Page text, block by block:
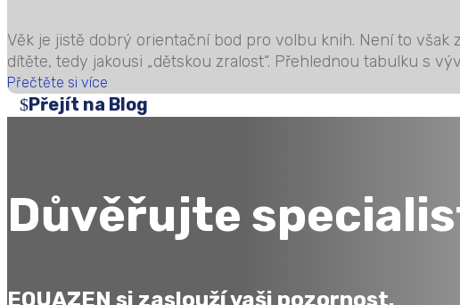
Věk je jistě dobrý orientační bod pro volbu knih. Není to
dítěte, tedy jakousi „dětskou zralost“. Přehlednou tabulku s
Přečtěte si více
Přejít na Blog
Důvěřujte
EQUAZEN si zaslouží vaši pozornost.